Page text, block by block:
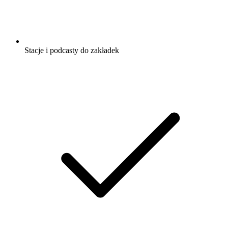
Stacje i podcasty do zakładek